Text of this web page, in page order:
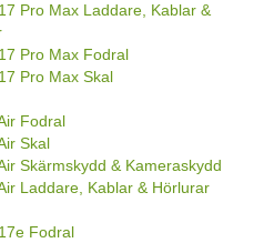
Pro Max Laddare, Kablar &
Pro Max Fodral
Pro Max Skal
Fodral
Skal
Skärmskydd & Kameraskydd
Laddare, Kablar & Hörlurar
Fodral